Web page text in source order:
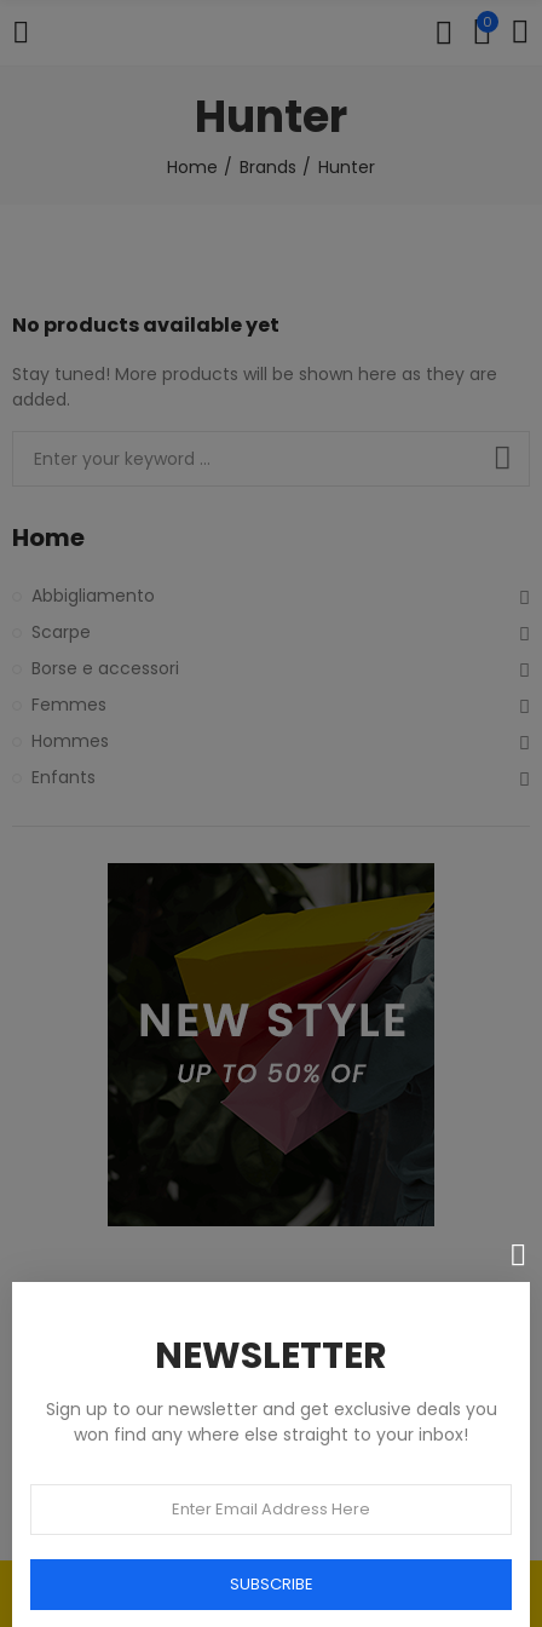
0
Hunter
Home Brands Hunter
No products available yet
Stay tuned! More products will be shown here as they are
added.
Home
Abbigliamento
Scarpe
Borse e accessori
Femmes
Hommes
Enfants
Tommy Hilfiger Chemises - Homme -
€93.00
Élégance intemporelle : l'art du
NEWSLETTER
Sign up to our newsletter and get exclusive deals you
won find any where else straight to your inbox!
SUBSCRIBE